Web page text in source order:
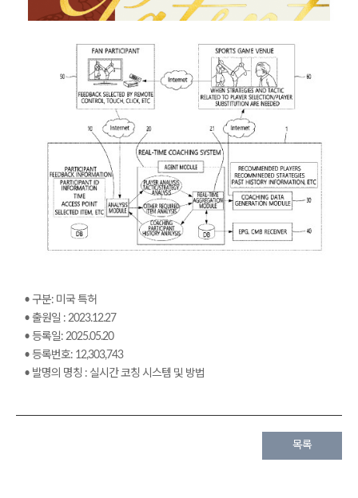
• 구분: 미국 특허
• 출원일 : 2023.12.27
• 등록일: 2025.05.20
• 등록번호: 12,303,743
• 발명의 명칭 : 실시간 코칭 시스템 및 방법
목록